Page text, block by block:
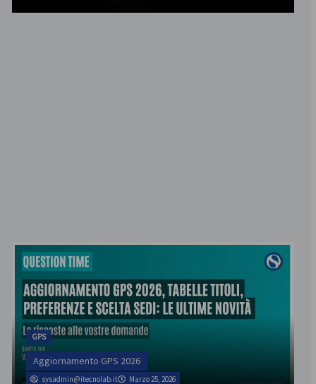
GPS
Aggiornamento GPS 2026
sysadmin@itecnolab.it Marzo 25, 2026